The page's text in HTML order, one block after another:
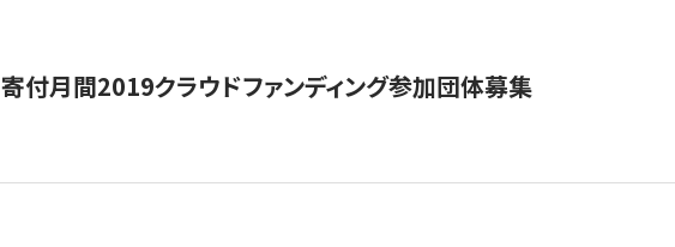
寄付月間2019クラウドファンディング参加団体募集